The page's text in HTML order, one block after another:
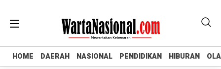
HOME DAERAH NASIONAL PENDIDIKAN HIBURAN
HOME DAERAH NASIONAL PENDIDIKAN HIBURAN